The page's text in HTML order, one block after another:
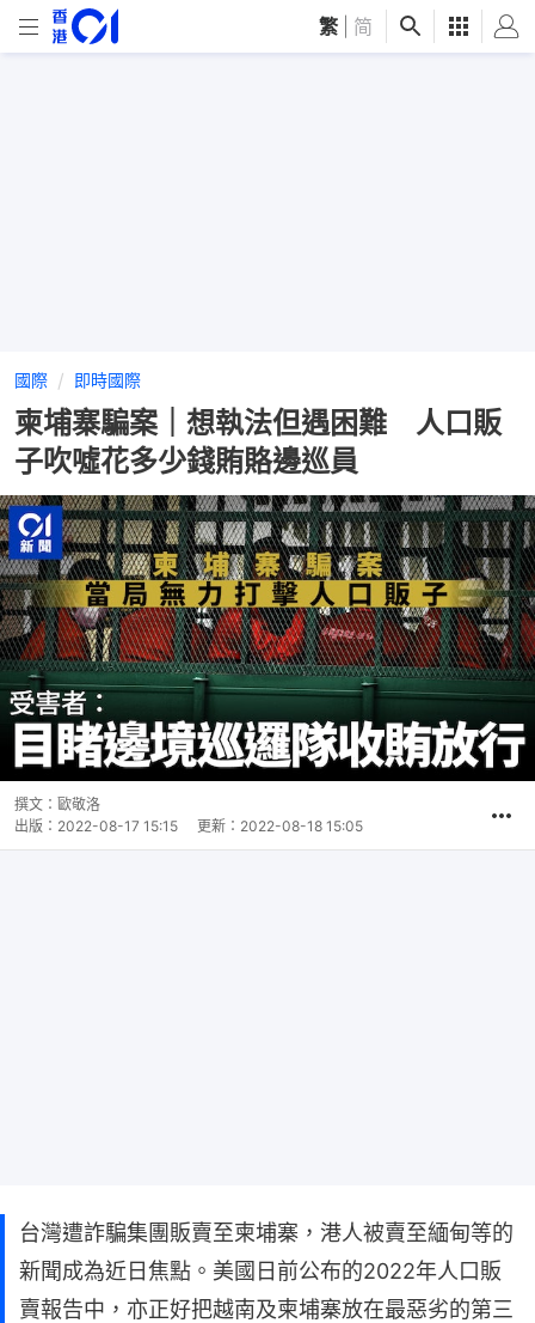
繁 简
國際 即時國際
柬埔寨騙案｜想執法但遇困難 人口販
子吹噓花多少錢賄賂邊巡員
撰文： 歐敬洛
出版： 2022-08-17 15:15 更新： 2022-08-18 15:05
台灣遭詐騙集團販賣至柬埔寨，港人被賣至緬甸等的
新聞成為近日焦點。美國日前公布的2022年人口販
賣報告中，亦正好把越南及柬埔寨放在最惡劣的第三